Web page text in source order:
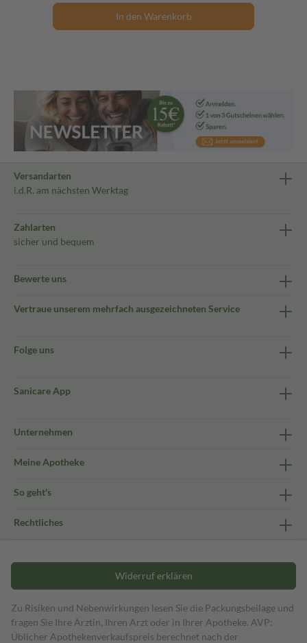
In den Warenkorb
Versandarten
i.d.R. am nächsten Werktag
Zahlarten
sicher und bequem
Bewerte uns
Vertraue unserem mehrfach ausgezeichneten Service
Folge uns
Sanicare App
Unternehmen
Meine Apotheke
So geht's
Rechtliches
Widerruf erklären
Zu Risiken und Nebenwirkungen lesen Sie die Packungsbeilage und
fragen Sie Ihre Ärztin, Ihren Arzt oder in Ihrer Apotheke. AVP:
Üblicher Apothekenverkaufspreis berechnet nach der